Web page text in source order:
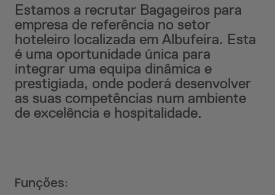
Estamos a recrutar Bagageiros para
empresa de referência no setor
hoteleiro localizada em Albufeira. Esta
é uma oportunidade única para
integrar uma equipa dinâmica e
prestigiada, onde poderá desenvolver
as suas competências num ambiente
de excelência e hospitalidade.
Funções: